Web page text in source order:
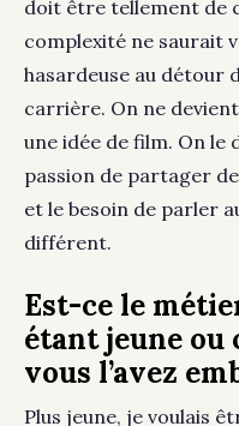
doit être tellement de
complexité ne saurait
hasardeuse au détour
carrière. On ne
une idée de film. On le
passion de partager
et le besoin de parler
différent.
Est-ce le
étant jeune ou
vous l’avez
Plus jeune, je voulais